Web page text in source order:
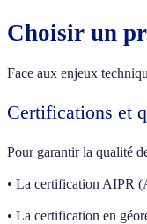
Choisir un
Face aux enjeux
Certifications et
Pour garantir la qualité
• La certification AIPR
• La certification en